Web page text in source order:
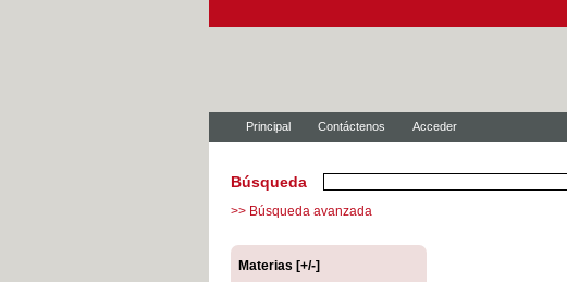
Principal Contáctenos Acceder
Búsqueda
>> Búsqueda avanzada
Materias [+/-]